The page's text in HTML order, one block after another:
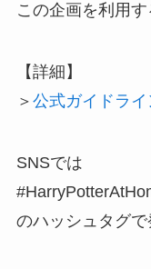
この企画を利用
【詳細】
＞ 公式ガイドライ
SNSでは
のハッシュタグで